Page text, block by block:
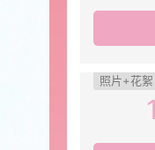
照片+花絮